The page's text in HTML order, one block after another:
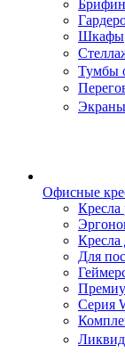
Шкафы
Тумбы
Офисные
Кресла
Кресла
Для
Серия